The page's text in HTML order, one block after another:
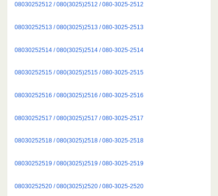
08030252512 / 080(3025)2512 / 080-3025-2512
08030252513 / 080(3025)2513 / 080-3025-2513
08030252514 / 080(3025)2514 / 080-3025-2514
08030252515 / 080(3025)2515 / 080-3025-2515
08030252516 / 080(3025)2516 / 080-3025-2516
08030252517 / 080(3025)2517 / 080-3025-2517
08030252518 / 080(3025)2518 / 080-3025-2518
08030252519 / 080(3025)2519 / 080-3025-2519
08030252520 / 080(3025)2520 / 080-3025-2520